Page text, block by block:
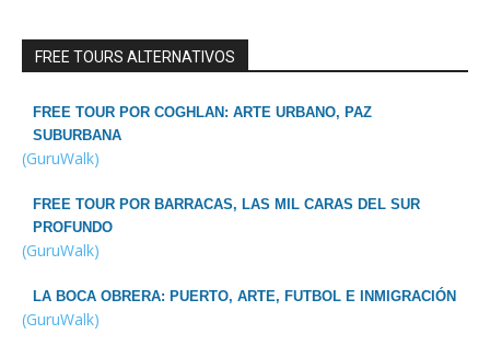
FREE TOURS ALTERNATIVOS
FREE TOUR POR COGHLAN: ARTE URBANO, PAZ
SUBURBANA
(GuruWalk)
FREE TOUR POR BARRACAS, LAS MIL CARAS DEL SUR
PROFUNDO
(GuruWalk)
LA BOCA OBRERA: PUERTO, ARTE, FUTBOL E INMIGRACIÓN
(GuruWalk)